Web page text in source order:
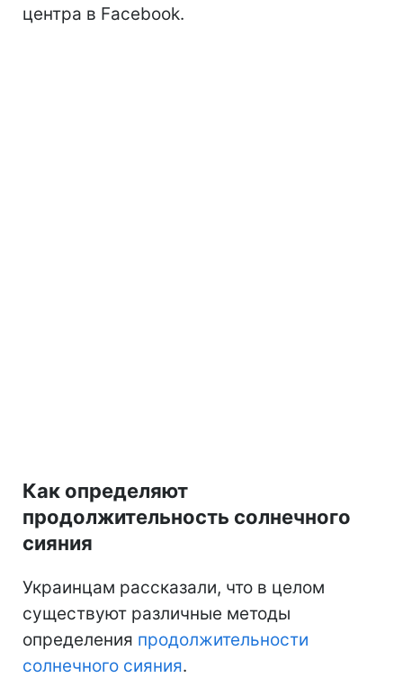
центра в Facebook.
Как определяют
продолжительность солнечного
сияния
Украинцам рассказали, что в целом
существуют различные методы
определения продолжительности
солнечного сияния.